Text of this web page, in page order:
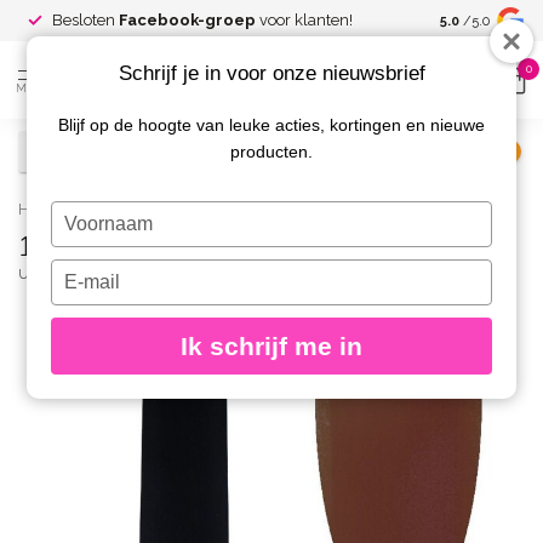
Besloten Facebook-groep voor klanten! Spaar voor
kortingen
5.0 /5.0
MENU
0
Home / 165-A Gelpolish 8 gr.
165-A Gelpolish 8 gr.
URBAN NAILS
Schrijf je in voor onze nieuwsbrief
Blijf op de hoogte van leuke acties, kortingen en nieuwe
producten.
Typ
je
naam
Typ
je
e-
in
Ik schrijf me in